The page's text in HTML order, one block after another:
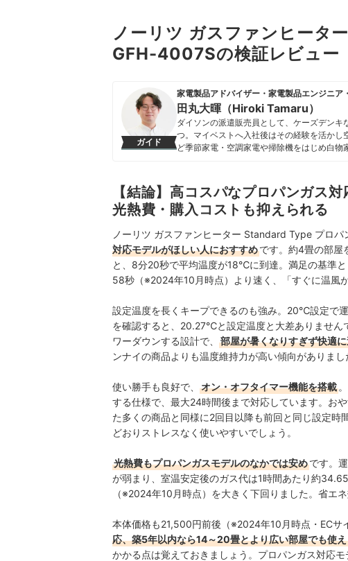
ノーリツ ガスファンヒータ
GFH-4007Sの検証レビュー
ガイド
家電製品アドバイザー・家電製品エンジニ
田丸大暉（Hiroki Tamaru）
ダイソンの派遣販売員として、ケーズデン
つ。マイベストへ入社後はその経験を活か
ど季節家電・空調家電や掃除機をはじめ白
エネ性能やお手入れのしやすさまでひとつひ
田丸大暉（Hiroki Tamaru）のプロフィー
【結論】高コスパなプロパンガス
光熱費・購入コストも抑えられる
ノーリツ ガスファンヒーター Standard Type プロパ
対応モデルがほしい人におすすめです。約4畳の部
と、8分20秒で平均温度が18℃に到達。満足の基準
58秒（※2024年10月時点）より速く、「すぐに温風
設定温度を長くキープできるのも強み。20℃設定で
を確認すると、20.27℃と設定温度と大差ありません
ワーダウンする設計で、
部屋が暑くなりすぎず快適
ンナイの商品よりも温度維持力が高い傾向がありまし
使い勝手も良好で、 オン・オフタイマー機能を搭載
する仕様で、最大24時間後まで対応しています。 お
た多くの商品と同様に2回目以降も前回と同じ設定時
どおりストレスなく使いやすいでしょう。
光熱費もプロパンガスモデルのなかでは安めです。
が弱まり、室温安定後のガス代は1時間あたり約
（※2024年10月時点）を大きく下回りました。 省エ
本体価格も21,500円前後（※2024年10月時点・ECサ
応、築5年以内なら14～20畳とより広い部屋でも使
かかる点は覚えておきましょう。プロパンガス対応